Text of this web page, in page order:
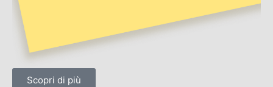
Scopri di più